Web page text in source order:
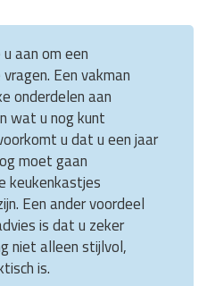
aan om een
Een vakman
onderdelen aan
wat u nog kunt
u dat u een jaar
moet gaan
keukenkastjes
Een ander voordeel
is dat u zeker
niet alleen stijlvol,
is.